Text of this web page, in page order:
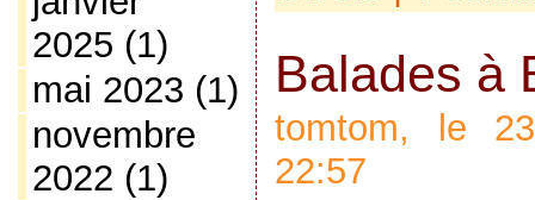
2025 (1)
mai 2023 (1)
novembre
2022 (1)
Balades à
tomtom, le
22:57